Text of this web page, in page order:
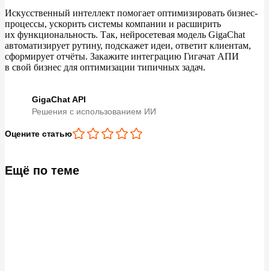
Искусственный интеллект помогает оптимизировать бизнес-
процессы, ускорить системы компании и расширить
их функциональность. Так, нейросетевая модель GigaChat
автоматизирует рутину, подскажет идеи, ответит клиентам,
сформирует отчёты. Закажите интеграцию Гигачат АПИ
в свой бизнес для оптимизации типичных задач.
GigaChat API
Решения с использованием ИИ
Оцените статью
Ещё по теме